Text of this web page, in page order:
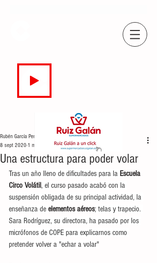
Una estructura para poder volar
Rubén García Perea
8 sept 2020 1 min de lectura
Tras un año lleno de dificultades para la Escuela
Circo Volátil, el curso pasado acabó con la
suspensión obligada de su principal actividad, la
enseñanza de elementos aéreos; telas y trapecio.
Sara Rodríguez, su directora, ha pasado por los
micrófonos de COPE para explicarnos como
pretender volver a "echar a volar"